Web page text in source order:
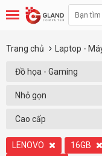
Trang chủ Laptop -
Đồ họa - Gaming
Nhỏ gọn
Cao cấp
LENOVO 16GB